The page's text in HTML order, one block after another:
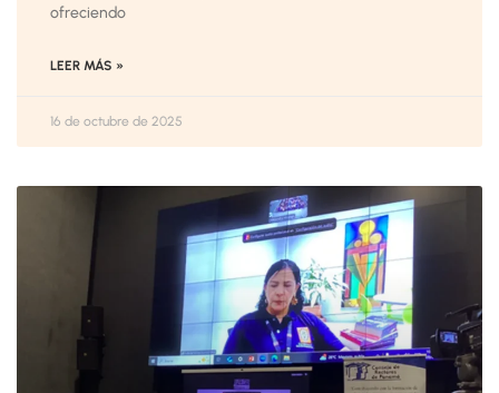
ofreciendo
LEER MÁS »
16 de octubre de 2025